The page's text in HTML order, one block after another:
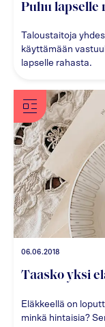
Puhu lapselle
Taloustaitoja
käyttämään
lapselle rahasta.
06.06.2018
Taasko yksi
Eläkkeellä on
minkä hintaisia?